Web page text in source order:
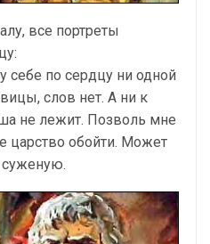
все портреты
себе по сердцу ни одной
слов нет. А ни к
не лежит. Позволь мне
царство обойти. Может
суженую.